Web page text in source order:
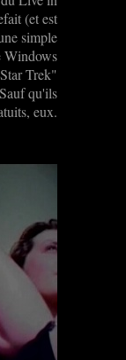
(et est
simple
Windows
Trek"
qu'ils
eux.